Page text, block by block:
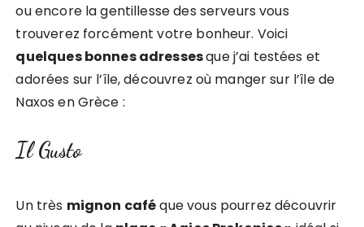
ou encore la gentillesse des serveurs vous
trouverez forcément votre bonheur. Voici
quelques bonnes adressesque j’ai testées et
adorées sur l’île, découvrez où manger sur l’île de
Naxos en Grèce :
Il Gusto
Un très mignon caféque vous pourrez découvrir